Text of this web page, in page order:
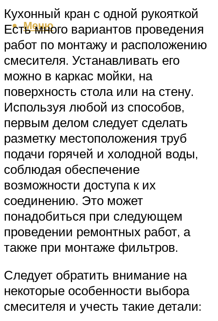
Меню
Кухонный кран с одной рукояткой
Есть много вариантов проведения
работ по монтажу и расположению
смесителя. Устанавливать его
можно в каркас мойки, на
поверхность стола или на стену.
Используя любой из способов,
первым делом следует сделать
разметку местоположения труб
подачи горячей и холодной воды,
соблюдая обеспечение
возможности доступа к их
соединению. Это может
понадобиться при следующем
проведении ремонтных работ, а
также при монтаже фильтров.
Следует обратить внимание на
некоторые особенности выбора
смесителя и учесть такие детали: